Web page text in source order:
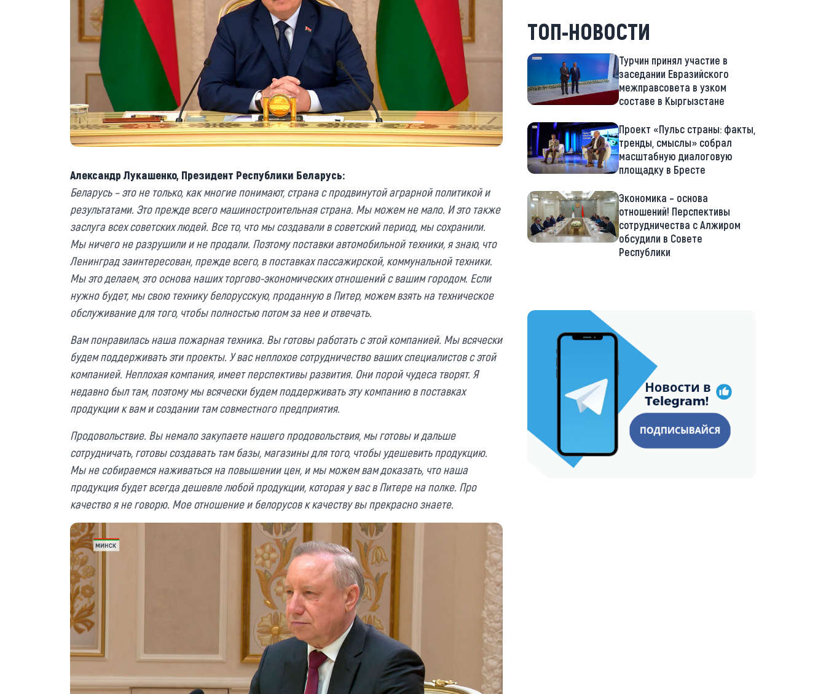
Александр Лукашенко, Президент Республики Беларусь:
Беларусь – это не только, как многие понимают, страна с продвинутой аграрной политикой и
результатами. Это прежде всего машиностроительная страна. Мы можем не мало. И это также
заслуга всех советских людей. Все то, что мы создавали в советский период, мы сохранили.
Мы ничего не разрушили и не продали. Поэтому поставки автомобильной техники, я знаю, что
Ленинград заинтересован, прежде всего, в поставках пассажирской, коммунальной техники.
Мы это делаем, это основа наших торгово-экономических отношений с вашим городом. Если
нужно будет, мы свою технику белорусскую, проданную в Питер, можем взять на техническое
обслуживание для того, чтобы полностью потом за нее и отвечать.
Вам понравилась наша пожарная техника. Вы готовы работать с этой компанией. Мы всячески
будем поддерживать эти проекты. У вас неплохое сотрудничество ваших специалистов с этой
компанией. Неплохая компания, имеет перспективы развития. Они порой чудеса творят. Я
недавно был там, поэтому мы всячески будем поддерживать эту компанию в поставках
продукции к вам и создании там совместного предприятия.
Продовольствие. Вы немало закупаете нашего продовольствия, мы готовы и дальше
сотрудничать, готовы создавать там базы, магазины для того, чтобы удешевить продукцию.
Мы не собираемся наживаться на повышении цен, и мы можем вам доказать, что наша
продукция будет всегдадешевле любой продукции, которая у вас в Питере на полке. Про
качество я не говорю. Мое отношение и белорусов к качеству вы прекрасно знаете.
ТОП-НОВОСТИ
Турчин принял участие в
заседании Евразийского
межправсовета в узком
составе в Кыргызстане
Проект «Пульс страны: факты,
тренды, смыслы» собрал
масштабную диалоговую
площадку в Бресте
Экономика – основа
отношений! Перспективы
сотрудничества с Алжиром
обсудили в Совете
Республики
https://t.me/minskctvby